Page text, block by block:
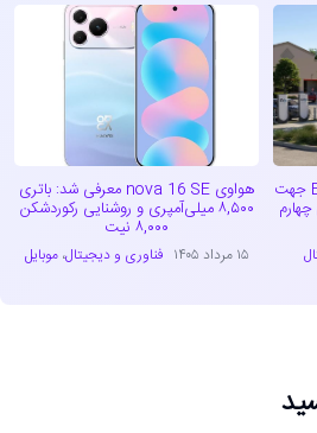
همکاری استراتژیک تسلا و EVgo جهت هواوی nova 16 SE معرفی شد: باتری
۸,۵۰۰ میلی‌آمپری و روشنایی رکوردشکن
۸,۰۰۰ نیت
۱۵ مرداد ۱۴۰۵ فناوری و دیجیتال،موبایل